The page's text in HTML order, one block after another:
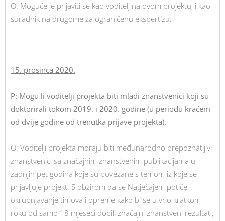
O: Moguće je prijaviti se kao voditelj na ovom projektu, i kao
suradnik na drugome za ograničenu ekspertizu.
15. prosinca 2020.
P: Mogu li voditelji projekta biti mladi znanstvenici koji su
doktorirali tokom 2019. i 2020. godine (u periodu kraćem
od dvije godine od trenutka prijave projekta).
O: Voditelji projekta moraju biti međunarodno prepoznatljivi
znanstvenici sa značajnim znanstvenim publikacijama u
zadnjih pet godina koje su povezane s temom iz koje se
prijavljuje projekt. S obzirom da se Natječajem potiče
okrupnjavanje timova i opreme kako bi se u vrlo kratkom
roku od samo 18 mjeseci dobili značajni znanstveni rezultati,